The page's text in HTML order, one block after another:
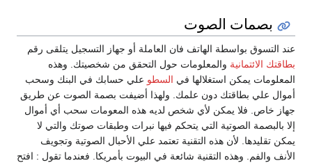
بصمات الصوت
عند التسوق بواسطة الهاتف فان العاملة أو جهاز التسجيل يتلقى رقم
بطاقتك الائتمانية والمعلومات حول التحقق من شخصيتك. وهذه
المعلومات يمكن استغلالها في السطو علي حسابك في البنك وسحب
أموال علي بطاقتك دون علمك. ولهذا أضيفت بصمة الصوت عن طريق
جهاز خاص. فلا يمكن لأي شخص لديه هذه المعومات سحب أي أموال
إلا بالبصمة الصوتية التي يتحكم فيها نبرات وطبقات صوتك والتي لا
يمكن تقليدها. لأن هذه التقنية تعتمد علي الأحبال الصوتية وتجويف
الأنف والفم. وهذه التقنية شائعة في البيوت بأمريكا. فعندما تقول : افتح